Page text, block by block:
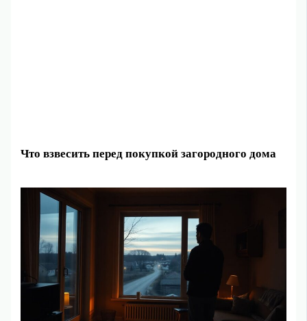
Что взвесить перед покупкой загородного дома